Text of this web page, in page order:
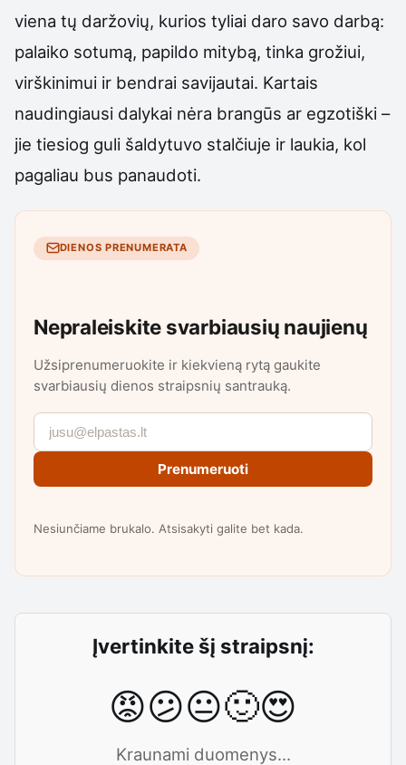
viena tų daržovių, kurios tyliai daro savo darbą:
palaiko sotumą, papildo mitybą, tinka grožiui,
virškinimui ir bendrai savijautai. Kartais
naudingiausi dalykai nėra brangūs ar egzotiški –
jie tiesiog guli šaldytuvo stalčiuje ir laukia, kol
pagaliau bus panaudoti.
DIENOS PRENUMERATA
Nepraleiskite svarbiausių naujienų
Užsiprenumeruokite ir kiekvieną rytą gaukite
svarbiausių dienos straipsnių santrauką.
Prenumeruoti
Nesiunčiame brukalo. Atsisakyti galite bet kada.
Įvertinkite šį straipsnį:
😡😕😐🙂😍
Kraunami duomenys...